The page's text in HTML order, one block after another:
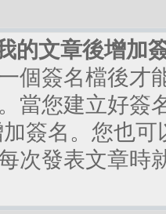
的文章後增加
個簽名檔後才
當您建立好簽
加簽名。您也
次發表文章時